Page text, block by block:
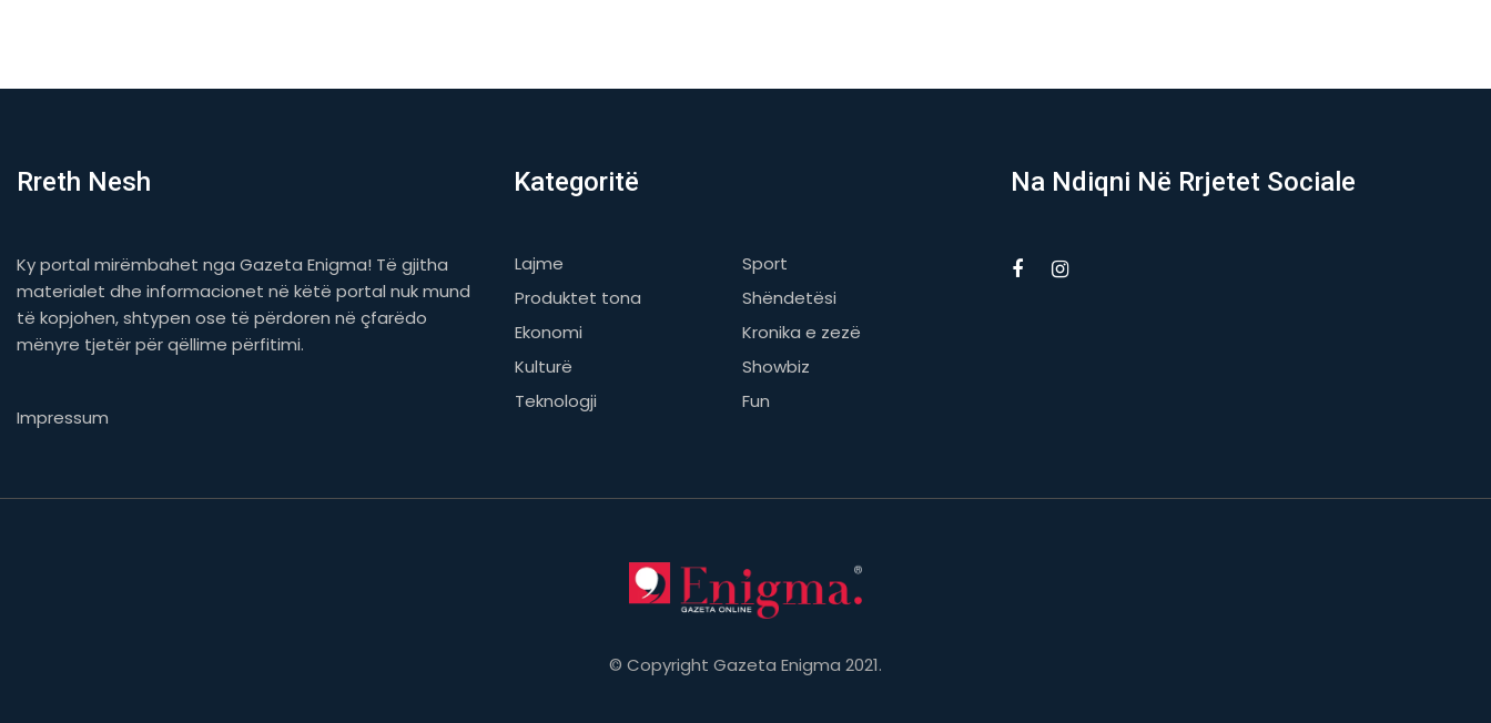
Rreth Nesh
Ky portal mirëmbahet nga Gazeta Enigma! Të gjitha
materialet dhe informacionet në këtë portal nuk mund
të kopjohen, shtypen ose të përdoren në çfarëdo
mënyre tjetër për qëllime përfitimi.
Impressum
Kategoritë
Lajme
Sport
Produktet tona
Shëndetësi
Ekonomi
Kronika e zezë
Kulturë
Showbiz
Teknologji
Fun
Na Ndiqni Në Rrjetet Sociale
© Copyright Gazeta Enigma 2021.